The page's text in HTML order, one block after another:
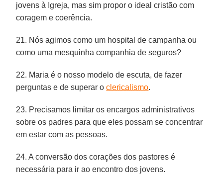
jovens à Igreja, mas sim propor o ideal cristão com
coragem e coerência.
21. Nós agimos como um hospital de campanha ou
como uma mesquinha companhia de seguros?
22. Maria é o nosso modelo de escuta, de fazer
perguntas e de superar oclericalismo.
23. Precisamos limitar os encargos administrativos
sobre os padres para que eles possam se concentrar
em estar com as pessoas.
24. A conversão dos corações dos pastores é
necessária para ir ao encontro dos jovens.